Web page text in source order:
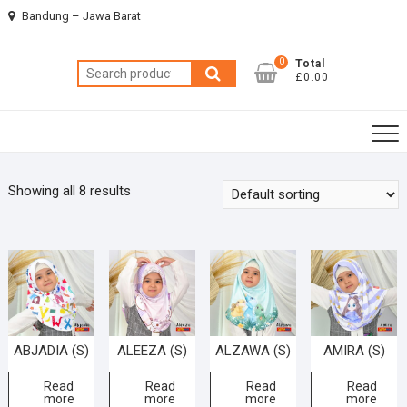
SkipBandung – Jawa Barat
Search
for:
0
Total
£0.00
Showing all 8 results
ABJADIA (S)
Read
more
ALEEZA (S)
Read
more
ALZAWA (S)
Read
more
AMIRA (S)
Read
more